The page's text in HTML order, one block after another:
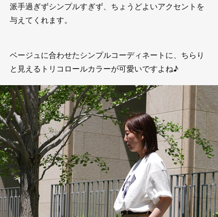
派手過ぎずシンプルすぎず、ちょうどよいアクセントを
与えてくれます。
ベージュに合わせたシンプルコーディネートに、ちらり
と見えるトリコロールカラーが可愛いですよね♪